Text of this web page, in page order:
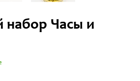
набор Часы и